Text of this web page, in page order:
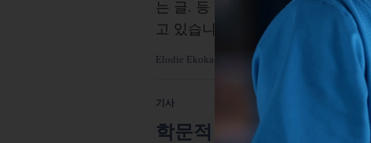
는 글. 등 그녀가 연구자의 길을
고 있습니다.
Elodie Ekoka 2018년7월15일 조회수
기사
학문적 회복탄력성 개발